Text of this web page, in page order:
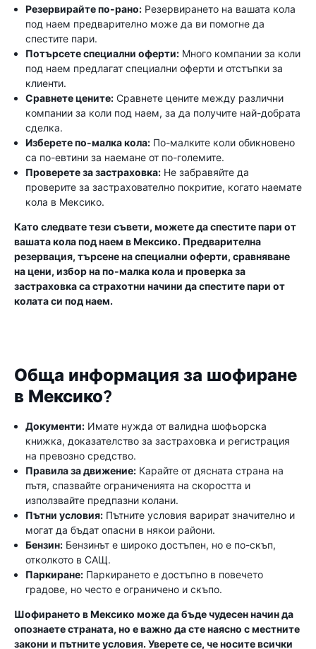
Резервирайте по-рано: Резервирането на вашата кола
под наем предварително може да ви помогне да
спестите пари.
Потърсете специални оферти: Много компании за коли
под наем предлагат специални оферти и отстъпки за
клиенти.
Сравнете цените: Сравнете цените между различни
компании за коли под наем, за да получите най-добрата
сделка.
Изберете по-малка кола: По-малките коли обикновено
са по-евтини за наемане от по-големите.
Проверете за застраховка: Не забравяйте да
проверите за застрахователно покритие, когато наемате
кола в Мексико.
Като следвате тези съвети, можете да спестите пари от
вашата кола под наем в Мексико. Предварителна
резервация, търсене на специални оферти, сравняване
на цени, избор на по-малка кола и проверка за
застраховка са страхотни начини да спестите пари от
колата си под наем.
Обща информация за шофиране
в Мексико?
Документи: Имате нужда от валидна шофьорска
книжка, доказателство за застраховка и регистрация
на превозно средство.
Правила за движение: Карайте от дясната страна на
пътя, спазвайте ограниченията на скоростта и
използвайте предпазни колани.
Пътни условия: Пътните условия варират значително и
могат да бъдат опасни в някои райони.
Бензин: Бензинът е широко достъпен, но е по-скъп,
отколкото в САЩ.
Паркиране: Паркирането е достъпно в повечето
градове, но често е ограничено и скъпо.
Шофирането в Мексико може да бъде чудесен начин да
опознаете страната, но е важно да сте наясно с местните
закони и пътните условия. Уверете се, че носите всички